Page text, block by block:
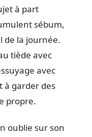
à part
sébum,
de la journée.
tiède avec
avec
à garder des
propre.
oublie sur son